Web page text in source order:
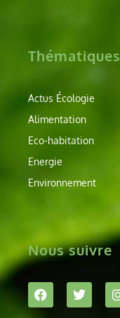
Thématiques
Actus Écologie
Alimentation
Eco-habitation
Energie
Environnement
Nous suivre